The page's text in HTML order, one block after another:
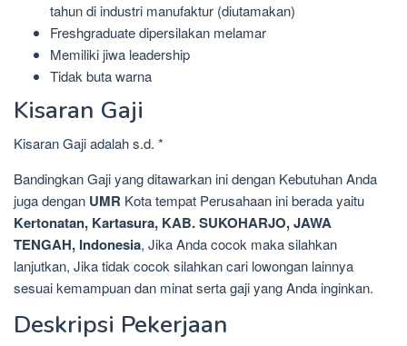
tahun di industri manufaktur (diutamakan)
Freshgraduate dipersilakan melamar
Memiliki jiwa leadership
Tidak buta warna
Kisaran Gaji
Kisaran Gaji adalah s.d. *
Bandingkan Gaji yang ditawarkan ini dengan Kebutuhan Anda
juga dengan UMR Kota tempat Perusahaan ini berada yaitu
Kertonatan, Kartasura, KAB. SUKOHARJO, JAWA
TENGAH, Indonesia, Jika Anda cocok maka silahkan
lanjutkan, Jika tidak cocok silahkan cari lowongan lainnya
sesuai kemampuan dan minat serta gaji yang Anda inginkan.
Deskripsi Pekerjaan